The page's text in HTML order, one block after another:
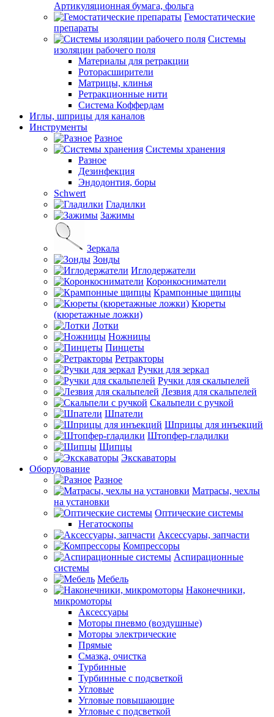
Артикуляционная бумага, фольга
Гемостатические
препараты
Системы
изоляции рабочего поля
Материалы для ретракции
Роторасширители
Матрицы, клинья
Ретракционные нити
Система Коффердам
Иглы, шприцы для каналов
Инструменты
Разное
Системы хранения
Разное
Дезинфекция
Эндодонтия, боры
Schwert
Гладилки
Зажимы
Зеркала
Зонды
Иглодержатели
Коронкосниматели
Крампонные щипцы
Кюреты
(кюретажные ложки)
Лотки
Ножницы
Пинцеты
Ретракторы
Ручки для зеркал
Ручки для скальпелей
Лезвия для скальпелей
Скальпели с ручкой
Шпатели
Шприцы для инъекций
Штопфер-гладилки
Щипцы
Экскаваторы
Оборудование
Разное
Матрасы, чехлы
на установки
Оптические системы
Негатоскопы
Аксессуары, запчасти
Компрессоры
Аспирационные
системы
Мебель
Наконечники,
микромоторы
Аксессуары
Моторы пневмо (воздушные)
Моторы электрические
Прямые
Смазка, очистка
Турбинные
Турбинные с подсветкой
Угловые
Угловые повышающие
Угловые с подсветкой